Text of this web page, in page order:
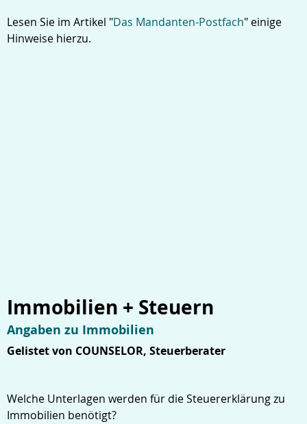
Lesen Sie im Artikel "Das Mandanten-Postfach" einige
Hinweise hierzu.
Immobilien + Steuern
Angaben zu Immobilien
Gelistet von COUNSELOR, Steuerberater
Welche Unterlagen werden für die Steuererklärung zu
Immobilien benötigt?